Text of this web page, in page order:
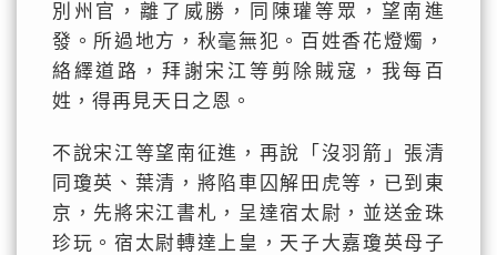
別州官，離了威勝，同陳瓘等眾，望南進
發。所過地方，秋毫無犯。百姓香花燈燭，
絡繹道路，拜謝宋江等剪除賊寇，我每百
姓，得再見天日之恩。
不說宋江等望南征進，再說「沒羽箭」張清
同瓊英、葉清，將陷車囚解田虎等，已到東
京，先將宋江書札，呈達宿太尉，並送金珠
珍玩。宿太尉轉達上皇，天子大嘉瓊英母子